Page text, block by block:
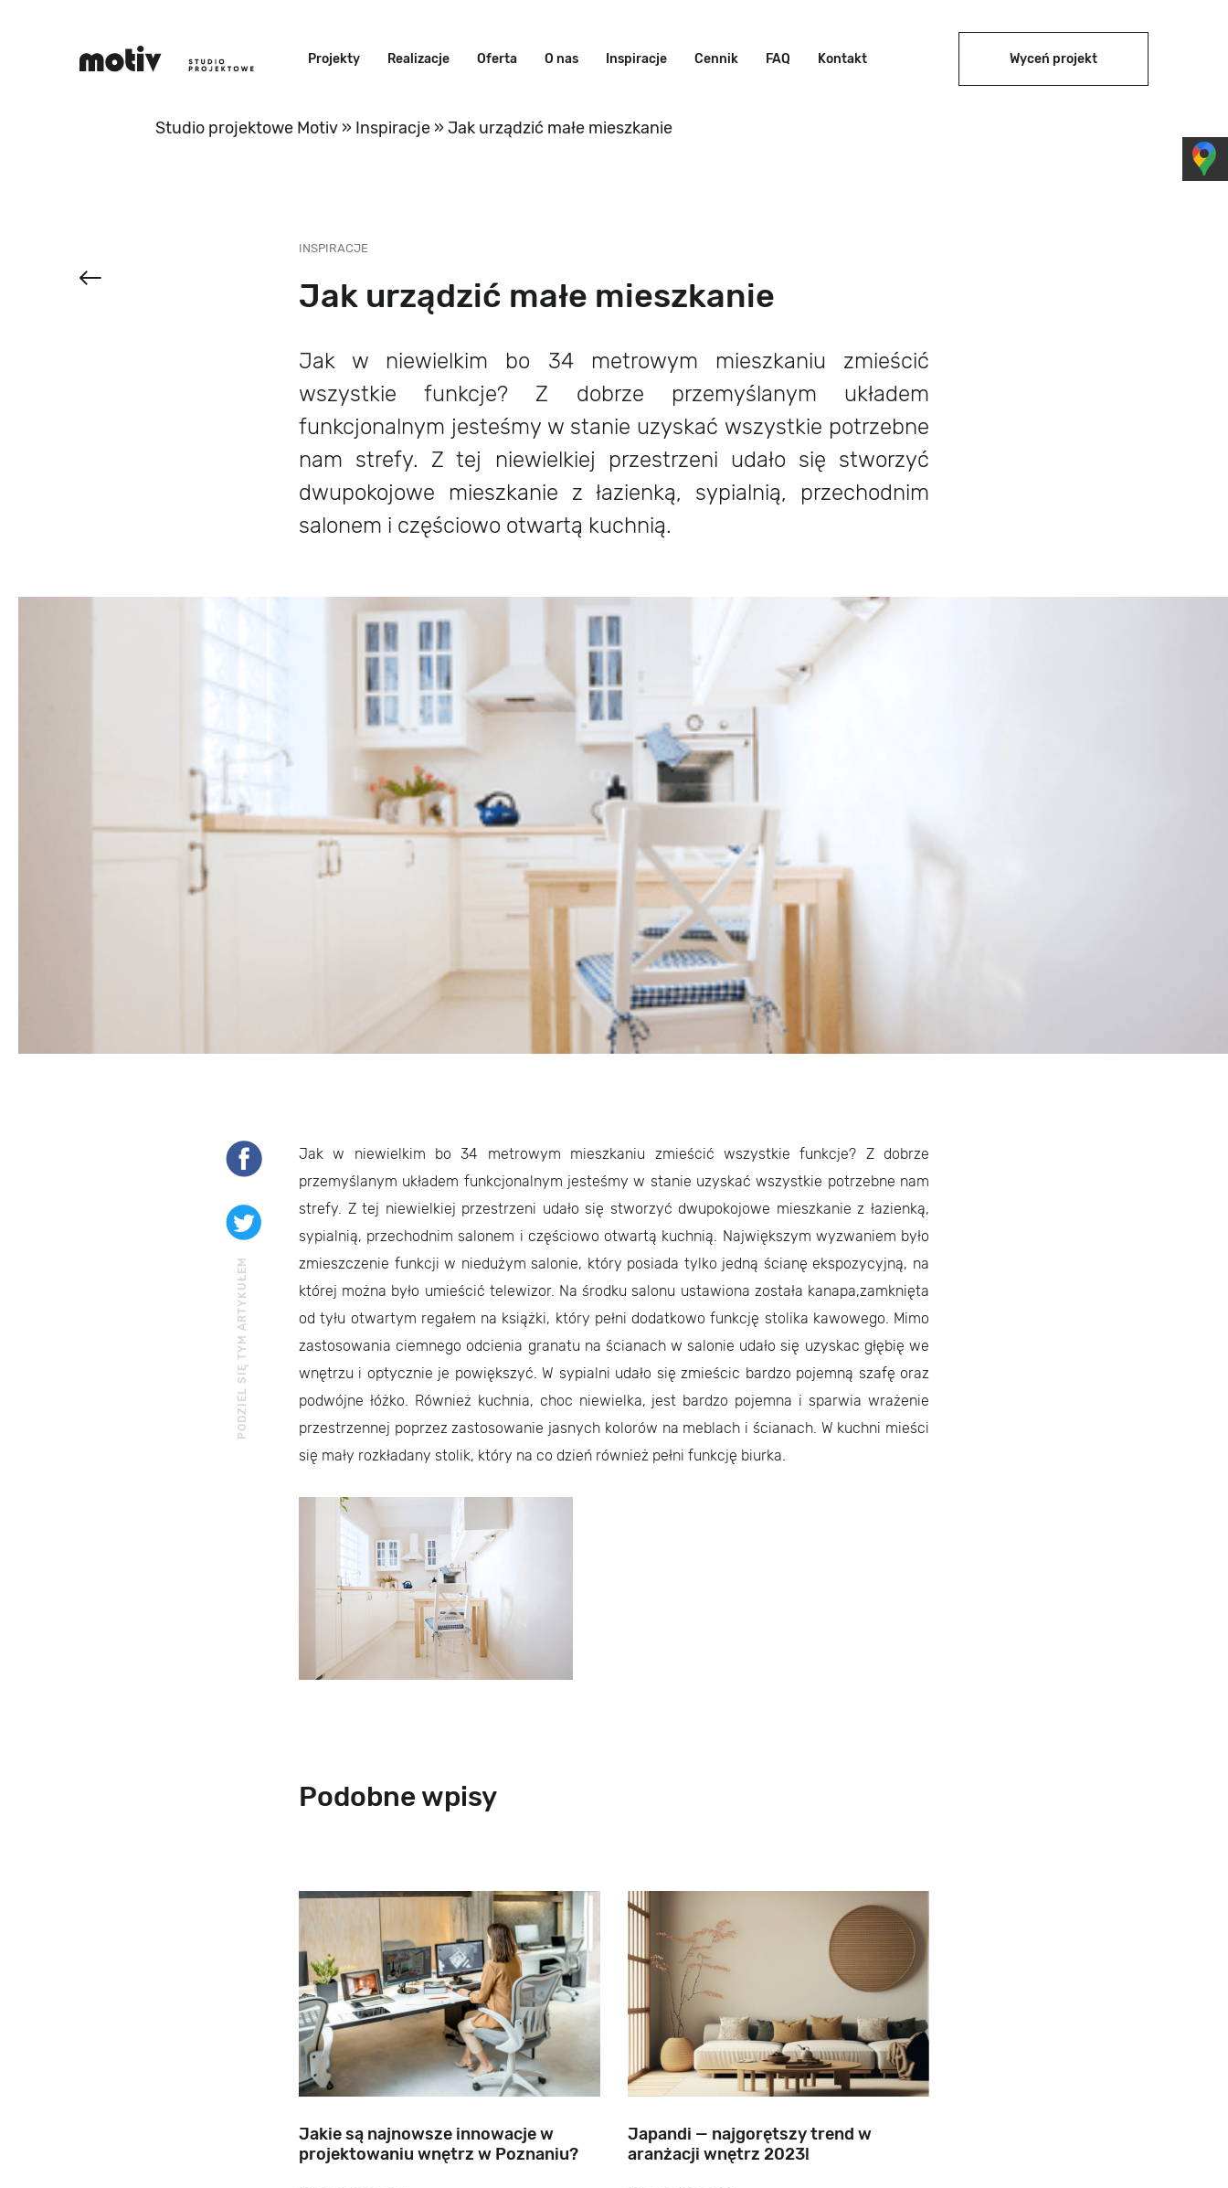
Projekty Realizacje Oferta O nas Inspiracje Cennik FAQ Kontakt Wyceń projekt
Studio projektowe Motiv» Inspiracje»Jak urządzić małe mieszkanie
INSPIRACJE
Jak urządzić małe mieszkanie
Jak w niewielkim bo 34 metrowym mieszkaniu zmieścić
wszystkie funkcje? Z dobrze przemyślanym układem
funkcjonalnym jesteśmy w stanie uzyskać wszystkie potrzebne
nam strefy. Z tej niewielkiej przestrzeni udało się stworzyć
dwupokojowe mieszkanie z łazienką, sypialnią, przechodnim
salonem i częściowo otwartą kuchnią.
PODZIEL SIĘ TYM ARTYKUŁEM
Jak w niewielkim bo 34 metrowym mieszkaniu zmieścić wszystkie funkcje? Z dobrze
przemyślanym układem funkcjonalnym jesteśmy w stanie uzyskać wszystkie potrzebne nam
strefy. Z tej niewielkiej przestrzeni udało się stworzyć dwupokojowe mieszkanie z łazienką,
sypialnią, przechodnim salonem i częściowo otwartą kuchnią. Największym wyzwaniem było
zmieszczenie funkcji w niedużym salonie, który posiada tylko jedną ścianę ekspozycyjną, na
której można było umieścić telewizor. Na środku salonu ustawiona została kanapa,zamknięta
od tyłu otwartym regałem na książki, który pełni dodatkowo funkcję stolika kawowego. Mimo
zastosowania ciemnego odcienia granatu na ścianach w salonie udało się uzyskac głębię we
wnętrzu i optycznie je powiększyć. W sypialni udało się zmieścic bardzo pojemną szafę oraz
podwójne łóżko. Również kuchnia, choc niewielka, jest bardzo pojemna i sparwia wrażenie
przestrzennej poprzez zastosowanie jasnych kolorów na meblach i ścianach. W kuchni mieści
się mały rozkładany stolik, który na co dzień również pełni funkcję biurka.
Podobne wpisy
Jakie są najnowsze innowacje w
projektowaniu wnętrz w Poznaniu?
Japandi — najgorętszy trend w
aranżacji wnętrz 2023!